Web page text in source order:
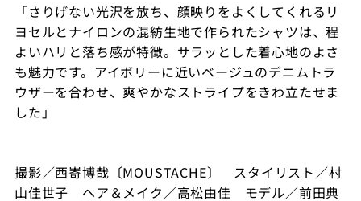
「さりげない光沢を放ち、顔映りをよくしてくれるリ
ヨセルとナイロンの混紡生地で作られたシャツは、程
よいハリと落ち感が特徴。サラッとした着心地のよさ
も魅力です。アイボリーに近いベージュのデニムトラ
ウザーを合わせ、爽やかなストライプをきわ立たせま
した」
撮影／西㟢博哉〔MOUSTACHE〕 スタイリスト／村
山佳世子 ヘア＆メイク／高松由佳 モデル／前田典